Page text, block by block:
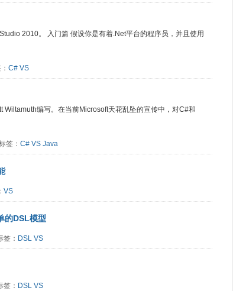
2010。 入门篇 假设你是有着.Net平台的程序员，并且使用
C# VS
编写。在当前Microsoft天花乱坠的宣传中，对C#和
签： C# VS Java
VS
的DSL模型
： DSL VS
： DSL VS